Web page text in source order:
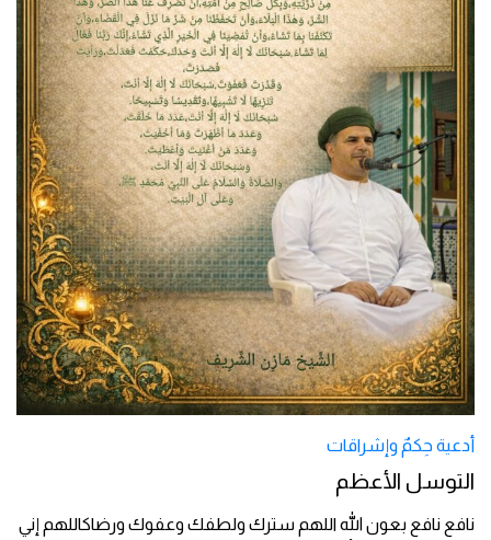
أدعية حِكمٌ وإشراقات
التوسل الأعظم
نافع نافع بعون الله اللهم سترك ولطفك وعفوك ورضاكاللهم إني